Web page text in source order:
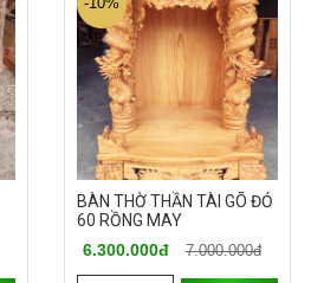
BÀN THỜ THẦN TÀI GÕ ĐỎ
60 RỒNG MAY
6.300.000đ
7.000.000đ